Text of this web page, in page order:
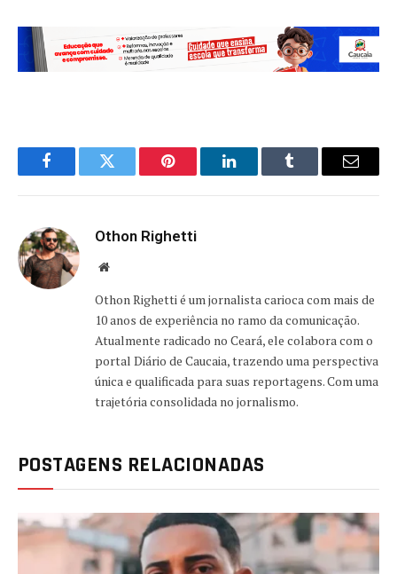
FacebookTwitter Pinterest LinkedInTumblr Email
Othon Righetti
Website
Othon Righetti é um jornalista carioca com mais de
10 anos de experiência no ramo da comunicação.
Atualmente radicado no Ceará, ele colabora com o
portal Diário de Caucaia, trazendo uma perspectiva
única e qualificada para suas reportagens. Com uma
trajetória consolidada no jornalismo.
POSTAGENS RELACIONADAS